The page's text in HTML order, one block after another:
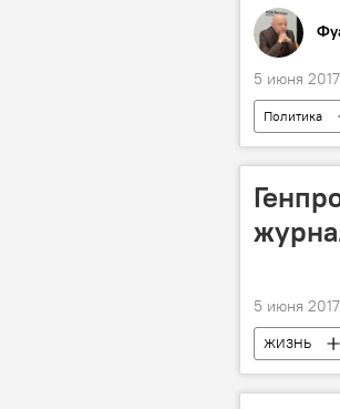
5 июня
Политика
Ким Чен Ын
5 июня
ЖИЗНЬ
Новостной